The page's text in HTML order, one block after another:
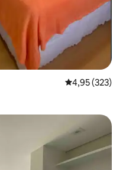
Gemiddelde
4,95 (323)